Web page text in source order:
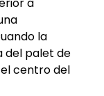
a
la
del palet de
centro del